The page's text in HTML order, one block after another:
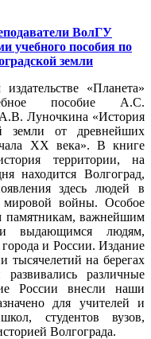
ВолГУ
учебного пособия по
земли
«Планета»
пособие А.С.
Луночкина «История
земли от древнейших
ХХ века». В книге
территории, на
находится Волгоград,
здесь людей в
войны. Особое
памятникам, важнейшим
выдающимся людям,
и России. Издание
тысячелетий на берегах
различные
России внесли наши
для учителей и
студентов вузов,
Волгограда.